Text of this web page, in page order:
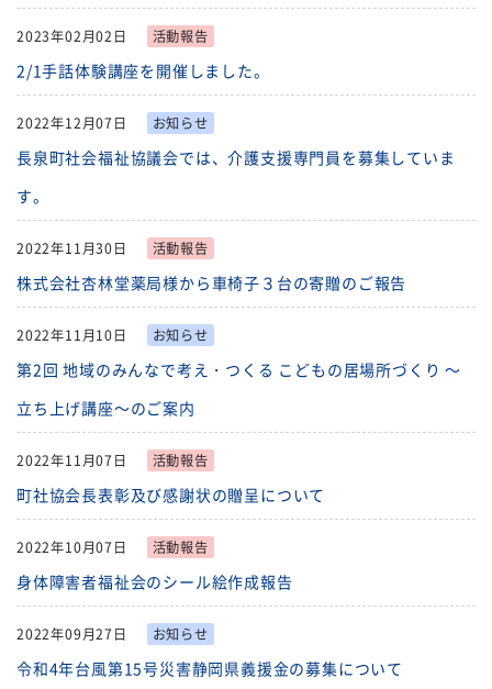
2023年02月02日 活動報告
2/1手話体験講座を開催しました。
2022年12月07日 お知らせ
長泉町社会福祉協議会では、介護支援専門員を募集していま
す。
2022年11月30日 活動報告
株式会社杏林堂薬局様から車椅子３台の寄贈のご報告
2022年11月10日 お知らせ
第2回 地域のみんなで考え・つくる こどもの居場所づくり ～
立ち上げ講座～のご案内
2022年11月07日 活動報告
町社協会長表彰及び感謝状の贈呈について
2022年10月07日 活動報告
身体障害者福祉会のシール絵作成報告
2022年09月27日 お知らせ
令和4年台風第15号災害静岡県義援金の募集について